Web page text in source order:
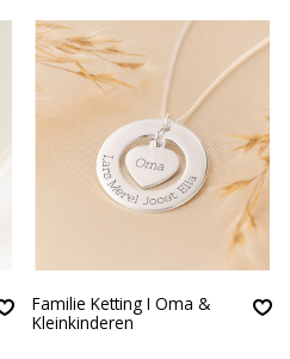
Familie Ketting I Oma &
Kleinkinderen